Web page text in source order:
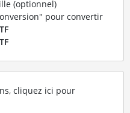
(optionnel)
pour convertir
cliquez ici pour